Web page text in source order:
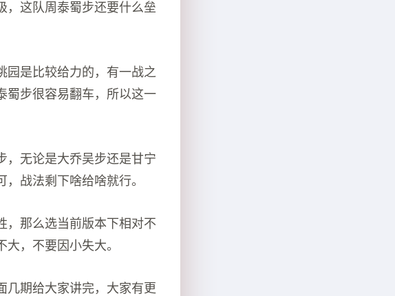
，这队周泰蜀步还要什么垒
园是比较给力的，有一战之
蜀步很容易翻车，所以这一
，无论是大乔吴步还是甘宁
战法剩下啥给啥就行。
，那么选当前版本下相对不
，不要因小失大。
几期给大家讲完，大家有更